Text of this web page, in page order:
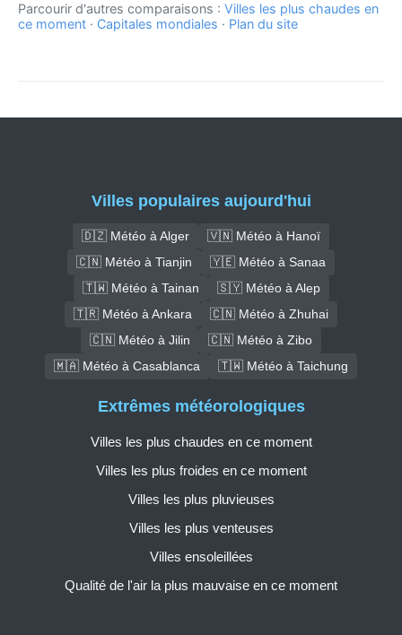
Parcourir d'autres comparaisons : Villes les plus chaudes en
ce moment · Capitales mondiales · Plan du site
Villes populaires aujourd'hui
🇩🇿 Météo à Alger
🇻🇳 Météo à Hanoï
🇨🇳 Météo à Tianjin
🇾🇪 Météo à Sanaa
🇹🇼 Météo à Tainan
🇸🇾 Météo à Alep
🇹🇷 Météo à Ankara
🇨🇳 Météo à Zhuhai
🇨🇳 Météo à Jilin
🇨🇳 Météo à Zibo
🇲🇦 Météo à Casablanca
🇹🇼 Météo à Taichung
Extrêmes météorologiques
Villes les plus chaudes en ce moment
Villes les plus froides en ce moment
Villes les plus pluvieuses
Villes les plus venteuses
Villes ensoleillées
Qualité de l'air la plus mauvaise en ce moment